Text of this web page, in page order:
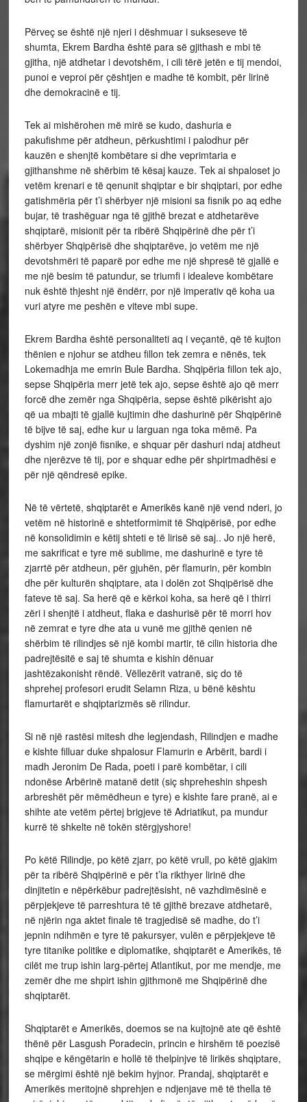
Përveç se është një njeri i dëshmuar i sukseseve të
shumta, Ekrem Bardha është para së gjithash e mbi të
gjitha, një atdhetar i devotshëm, i cili tërë jetën e tij mendoi,
punoi e veproi për çështjen e madhe të kombit, për lirinë
dhe demokracinë e tij.
Tek ai mishërohen më mirë se kudo, dashuria e
pakufishme për atdheun, përkushtimi i palodhur për
kauzën e shenjtë kombëtare si dhe veprimtaria e
gjithanshme në shërbim të kësaj kauze. Tek ai shpaloset jo
vetëm krenari e të qenunit shqiptar e bir shqiptari, por edhe
gatishmëria për t’i shërbyer një misioni sa fisnik po aq edhe
bujar, të trashëguar nga të gjithë brezat e atdhetarëve
shqiptarë, misionit për ta ribërë Shqipërinë dhe për t’i
shërbyer Shqipërisë dhe shqiptarëve, jo vetëm me një
devotshmëri të paparë por edhe me një shpresë të gjallë e
me një besim të patundur, se triumfi i idealeve kombëtare
nuk është thjesht një ëndërr, por një imperativ që koha ua
vuri atyre me peshën e viteve mbi supe.
Ekrem Bardha është personaliteti aq i veçantë, që të kujton
thënien e njohur se atdheu fillon tek zemra e nënës, tek
Lokemadhja me emrin Bule Bardha. Shqipëria fillon tek ajo,
sepse Shqipëria merr jetë tek ajo, sepse është ajo që merr
forcë dhe zemër nga Shqipëria, sepse është pikërisht ajo
që ua mbajti të gjallë kujtimin dhe dashurinë për Shqipërinë
të bijve të saj, edhe kur u larguan nga toka mëmë. Pa
dyshim një zonjë fisnike, e shquar për dashuri ndaj atdheut
dhe njerëzve të tij, por e shquar edhe për shpirtmadhësi e
për një qëndresë epike.
Në të vërtetë, shqiptarët e Amerikës kanë një vend nderi, jo
vetëm në historinë e shtetformimit të Shqipërisë, por edhe
në konsolidimin e këtij shteti e të lirisë së saj.. Jo një herë,
me sakrificat e tyre më sublime, me dashurinë e tyre të
zjarrtë për atdheun, për gjuhën, për flamurin, për kombin
dhe për kulturën shqiptare, ata i dolën zot Shqipërisë dhe
fateve të saj. Sa herë që e kërkoi koha, sa herë që i thirri
zëri i shenjtë i atdheut, flaka e dashurisë për të morri hov
në zemrat e tyre dhe ata u vunë me gjithë qenien në
shërbim të rilindjes së një kombi martir, të cilin historia dhe
padrejtësitë e saj të shumta e kishin dënuar
jashtëzakonisht rëndë. Vëllezërit vatranë, siç do të
shprehej profesori erudit Selamn Riza, u bënë kështu
flamurtarët e shqiptarizmës së rilindur.
Si në një rastësi mitesh dhe legjendash, Rilindjen e madhe
e kishte filluar duke shpalosur Flamurin e Arbërit, bardi i
madh Jeronim De Rada, poeti i parë kombëtar, i cili
ndonëse Arbërinë matanë detit (siç shpreheshin shpesh
arbreshët për mëmëdheun e tyre) e kishte fare pranë, ai e
shihte ate vetëm përtej brigjeve të Adriatikut, pa mundur
kurrë të shkelte në tokën stërgjyshore!
Po këtë Rilindje, po këtë zjarr, po këtë vrull, po këtë gjakim
për ta ribërë Shqipërinë e për t’ia rikthyer lirinë dhe
dinjitetin e nëpërkëbur padrejtësisht, në vazhdimësinë e
përpjekjeve të parreshtura të të gjithë brezave atdhetarë,
në njërin nga aktet finale të tragjedisë së madhe, do t’i
jepnin ndihmën e tyre të pakursyer, vulën e përpjekjeve të
tyre titanike politike e diplomatike, shqiptarët e Amerikës, të
cilët me trup ishin larg-përtej Atlantikut, por me mendje, me
zemër dhe me shpirt ishin gjithmonë me Shqipërinë dhe
shqiptarët.
Shqiptarët e Amerikës, doemos se na kujtojnë ate që është
thënë për Lasgush Poradecin, princin e hirshëm të poezisë
shqipe e këngëtarin e hollë të thelpinjve të lirikës shqiptare,
se mërgimi është një bekim hyjnor. Prandaj, shqiptarët e
Amerikës meritojnë shprehjen e ndjenjave më të thella të